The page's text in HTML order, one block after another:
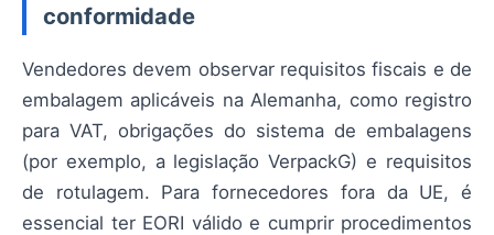
conformidade
Vendedores devem observar requisitos fiscais e de
embalagem aplicáveis na Alemanha, como registro
para VAT, obrigações do sistema de embalagens
(por exemplo, a legislação VerpackG) e requisitos
de rotulagem. Para fornecedores fora da UE, é
essencial ter EORI válido e cumprir procedimentos